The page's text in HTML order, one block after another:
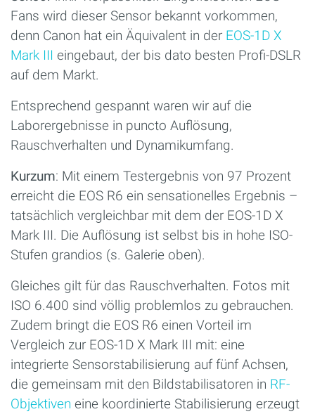
Fans wird dieser Sensor bekannt vorkommen,
denn Canon hat ein Äquivalent in der EOS-1D X
Mark III eingebaut, der bis dato besten Profi-DSLR
auf dem Markt.
Entsprechend gespannt waren wir auf die
Laborergebnisse in puncto Auflösung,
Rauschverhalten und Dynamikumfang.
Kurzum: Mit einem Testergebnis von 97 Prozent
erreicht die EOS R6 ein sensationelles Ergebnis –
tatsächlich vergleichbar mit dem der EOS-1D X
Mark III. Die Auflösung ist selbst bis in hohe ISO-
Stufen grandios (s. Galerie oben).
Gleiches gilt für das Rauschverhalten. Fotos mit
ISO 6.400 sind völlig problemlos zu gebrauchen.
Zudem bringt die EOS R6 einen Vorteil im
Vergleich zur EOS-1D X Mark III mit: eine
integrierte Sensorstabilisierung auf fünf Achsen,
die gemeinsam mit den Bildstabilisatoren in RF-
Objektiven eine koordinierte Stabilisierung erzeugt